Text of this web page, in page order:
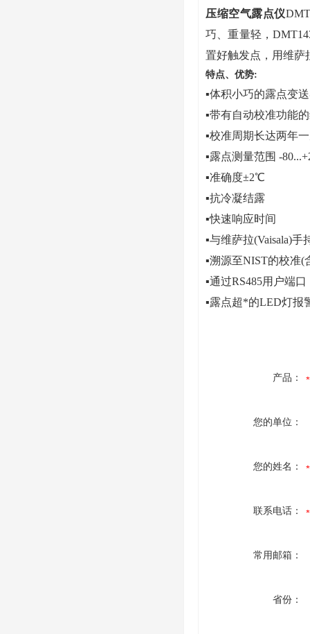
压缩空气露点仪
巧、重量轻，
置好触发点，用维萨
特点、优势:
▪体积小巧的露点变
▪带有自动校准功能
▪校准周期长达两年
▪露点测量范围 -
▪准确度±2℃
▪抗冷凝结露
▪快速响应时间
▪与维萨拉(Vaisala)手
▪溯源至NIST的校准(
▪通过RS485用户端
▪露点超*的LED灯报
产品：
您的单位：
您的姓名：
联系电话：
常用邮箱：
省份：